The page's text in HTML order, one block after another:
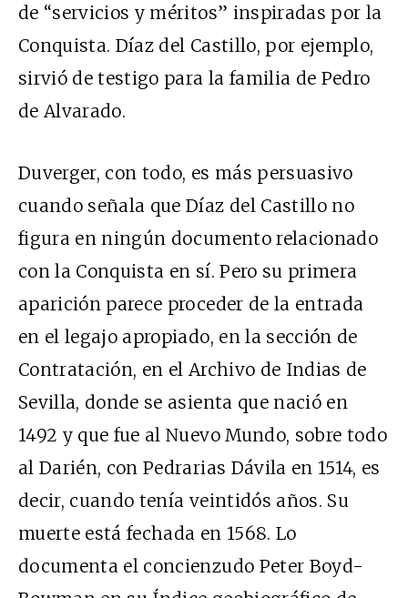
de “servicios y méritos” inspiradas por la
Conquista. Díaz del Castillo, por ejemplo,
sirvió de testigo para la familia de Pedro
de Alvarado.
Duverger, con todo, es más persuasivo
cuando señala que Díaz del Castillo no
figura en ningún documento relacionado
con la Conquista en sí. Pero su primera
aparición parece proceder de la entrada
en el legajo apropiado, en la sección de
Contratación, en el Archivo de Indias de
Sevilla, donde se asienta que nació en
1492 y que fue al Nuevo Mundo, sobre todo
al Darién, con Pedrarias Dávila en 1514, es
decir, cuando tenía veintidós años. Su
muerte está fechada en 1568. Lo
documenta el concienzudo Peter Boyd-